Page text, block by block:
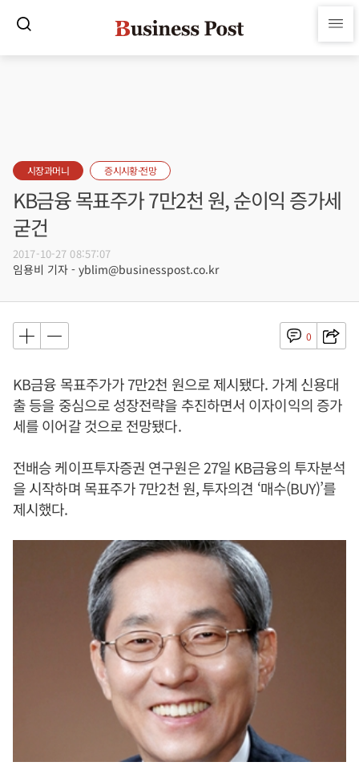
시장과머니 증시시황·전망
KB금융 목표주가 7만2천 원, 순이익 증가세
굳건
2017-10-27 08:57:07
임용비 기자 - yblim@businesspost.co.kr
0
KB금융 목표주가가 7만2천 원으로 제시됐다. 가계 신용대
출 등을 중심으로 성장전략을 추진하면서 이자이익의 증가
세를 이어갈 것으로 전망됐다.
전배승 케이프투자증권 연구원은 27일 KB금융의 투자분석
을 시작하며 목표주가 7만2천 원, 투자의견 ‘매수(BUY)’를
제시했다.